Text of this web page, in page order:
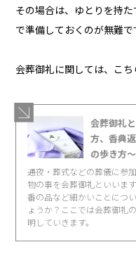
その場合は、ゆとりを持
で準備しておくのが無難で
会葬御礼に関しては、こち
会葬御礼
方、香典
の歩き方〜
通夜・葬式などの葬儀に参
物の事を会葬御礼といいま
番の品など細かいことにつ
ょうか？ここでは会葬御礼
明していきます。